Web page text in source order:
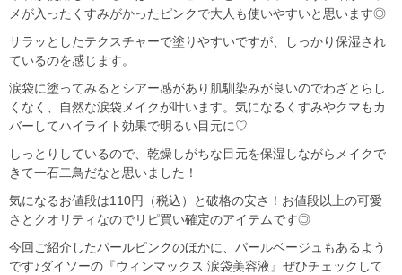
メが入ったくすみがかったピンクで大人も使いやすいと思います◎
サラッとしたテクスチャーで塗りやすいですが、しっかり保湿され
ているのを感じます。
涙袋に塗ってみるとシアー感があり肌馴染みが良いのでわざとらし
くなく、自然な涙袋メイクが叶います。気になるくすみやクマもカ
バーしてハイライト効果で明るい目元に♡
しっとりしているので、乾燥しがちな目元を保湿しながらメイクで
きて一石二鳥だなと思いました！
気になるお値段は110円（税込）と破格の安さ！お値段以上の可愛
さとクオリティなのでリピ買い確定のアイテムです◎
今回ご紹介したパールピンクのほかに、パールベージュもあるよう
です♪ダイソーの『ウィンマックス 涙袋美容液』ぜひチェックして